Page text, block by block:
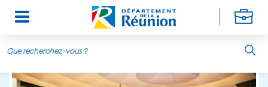
Aller au contenu principal